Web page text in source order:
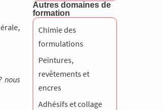
nous
Autres domaines de
formation
Chimie des
formulations
Peintures,
revêtements et
encres
Adhésifs et collage